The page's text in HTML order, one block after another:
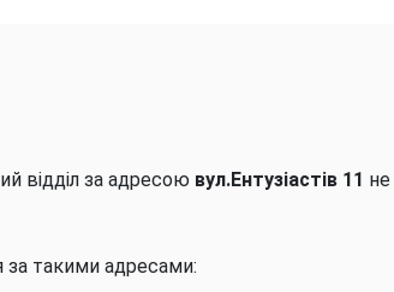
відділ за адресою вул.Ентузіастів 11
за такими адресами: